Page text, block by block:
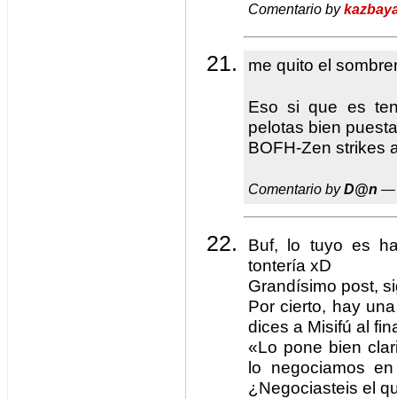
Comentario by
me quito el
Eso si que es
pelotas bien
BOFH-Zen strikes
Comentario byD@n —
Buf, lo tuyo es
tontería xD
Grandísimo post,
Por cierto, hay
dices a Misifú al
«Lo pone bien
lo negociamos
¿Negociasteis el